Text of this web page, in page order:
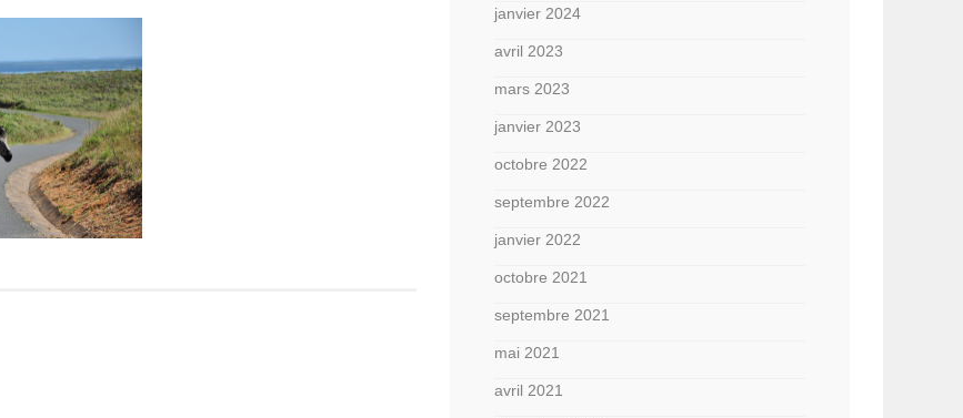
janvier 2024
avril 2023
mars 2023
janvier 2023
octobre 2022
septembre 2022
janvier 2022
octobre 2021
septembre 2021
mai 2021
avril 2021